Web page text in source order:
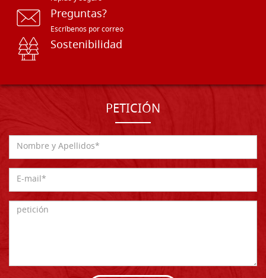
Preguntas?
Escríbenos por correo
Sostenibilidad
PETICIÓN